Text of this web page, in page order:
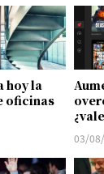
hoy la
oficinas
03/